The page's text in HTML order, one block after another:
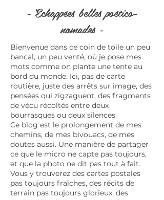
- Echappées belles poético-
nomades -
Bienvenue dans ce coin de toile un peu
bancal, un peu venté, où je pose mes
mots comme on plante une tente au
bord du monde. Ici, pas de carte
routière, juste des arrêts sur image, des
pensées qui zigzaguent, des fragments
de vécu récoltés entre deux
bourrasques ou deux silences.
Ce blog est le prolongement de mes
chemins, de mes bivouacs, de mes
doutes aussi. Une manière de partager
ce que le micro ne capte pas toujours,
et que la photo ne dit pas tout à fait.
Vous y trouverez des cartes postales
pas toujours fraîches, des récits de
terrain pas toujours glorieux, des